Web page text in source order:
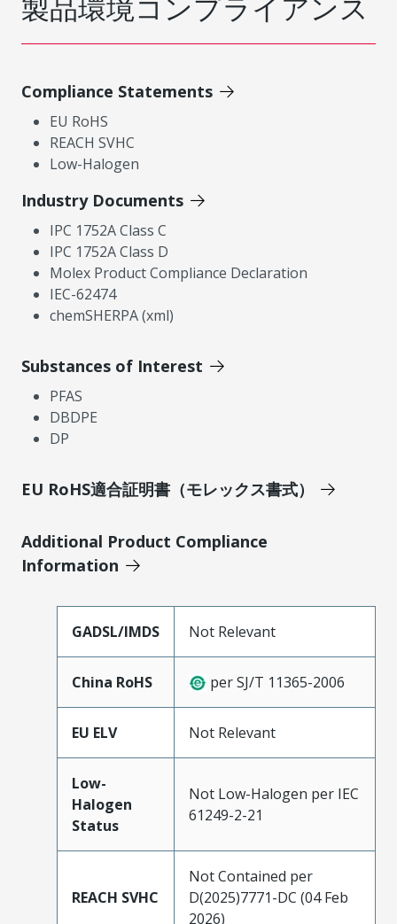
Compliance Statements
EU RoHS
REACH SVHC
Low-Halogen
Industry Documents
IPC 1752A Class C
IPC 1752A Class D
Molex Product Compliance Declaration
IEC-62474
chemSHERPA (xml)
Substances of Interest
PFAS
DBDPE
DP
EU RoHS適合証明書（モレックス書式）
Additional Product Compliance
Information
GADSL/IMDS Not Relevant
China RoHS per SJ/T 11365-2006
EU ELV Not Relevant
Low-
Halogen
Status
Not Low-Halogen per IEC
61249-2-21
REACH SVHC
Not Contained per
D(2025)7771-DC (04 Feb
2026)